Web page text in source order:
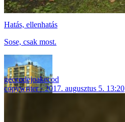
Hatás, ellenhatás
Sose, csak most.
geccodejoakecod
copywriter
2017. augusztus 5. 13:20